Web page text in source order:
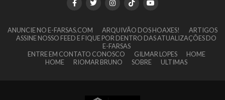
ANUNCIE NO E-FARSAS.COM ARQUIVÃO DOS HOAXES!
ARTIGOS
ASSINE NOSSO FEED E FIQUE POR DENTRO DAS ATUALIZAÇÕES DO
E-FARSAS
ENTRE EM CONTATO CONOSCO
GILMAR LOPES
HOME
HOME
RIOMAR BRUNO SOBRE ULTIMAS